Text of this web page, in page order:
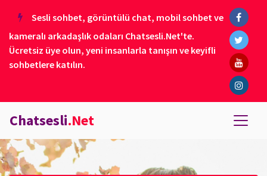
Sesli sohbet, görüntülü chat, mobil sohbet ve
kameralı arkadaşlık odaları Chatsesli.Net'te.
Ücretsiz üye olun, yeni insanlarla tanışın ve keyifli
sohbetlere katılın.
Chatsesli.Net